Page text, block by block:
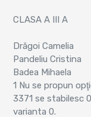
CLASA A III A
Drăgoi Camelia
Pandeliu Cristina
Badea Mihaela
1 Nu se propun
3371 se stabilesc
varianta 0.